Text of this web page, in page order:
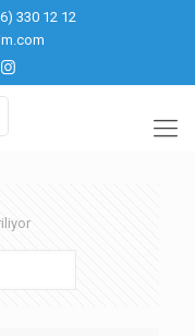
330 12 12